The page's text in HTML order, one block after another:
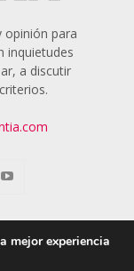
opinión para
inquietudes
a discutir
mejor experiencia